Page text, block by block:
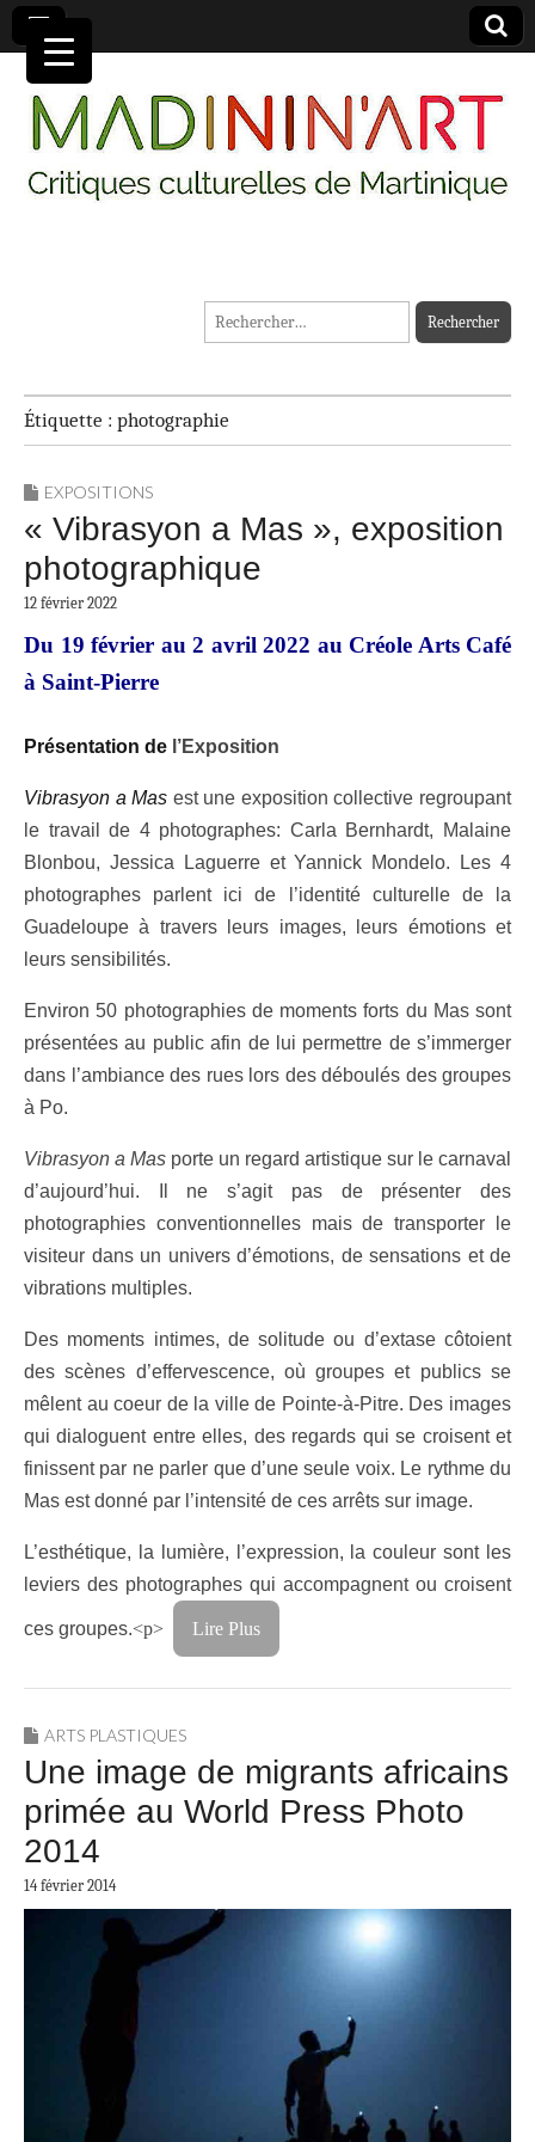
MADININ'ART
Rechercher :
Étiquette : photographie
EXPOSITIONS
« Vibrasyon a Mas », exposition
photographique
12 février 2022
Du 19 février au 2 avril 2022 au Créole Arts Café
à Saint-Pierre
Présentation de l’Exposition
Vibrasyon a Mas est une exposition collective regroupant
le travail de 4 photographes: Carla Bernhardt, Malaine
Blonbou, Jessica Laguerre et Yannick Mondelo. Les 4
photographes parlent ici de l’identité culturelle de la
Guadeloupe à travers leurs images, leurs émotions et
leurs sensibilités.
Environ 50 photographies de moments forts du Mas sont
présentées au public afin de lui permettre de s’immerger
dans l’ambiance des rues lors des déboulés des groupes
à Po.
Vibrasyon a Mas porte un regard artistique sur le carnaval
d’aujourd’hui. Il ne s’agit pas de présenter des
photographies conventionnelles mais de transporter le
visiteur dans un univers d’émotions, de sensations et de
vibrations multiples.
Des moments intimes, de solitude ou d’extase côtoient
des scènes d’effervescence, où groupes et publics se
mêlent au coeur de la ville de Pointe-à-Pitre. Des images
qui dialoguent entre elles, des regards qui se croisent et
finissent par ne parler que d’une seule voix. Le rythme du
Mas est donné par l’intensité de ces arrêts sur image.
L’esthétique, la lumière, l’expression, la couleur sont les
leviers des photographes qui accompagnent ou croisent
ces groupes.<p> Lire Plus
ARTS PLASTIQUES
Une image de migrants africains
primée au World Press Photo
2014
14 février 2014